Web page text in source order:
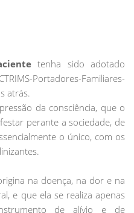
tenha sido adotado
Portadores-Familiares-
atrás.
da consciência, que o
perante a sociedade, de
o único, com os
na doença, na dor e na
e que ela se realiza apenas
de alívio e de